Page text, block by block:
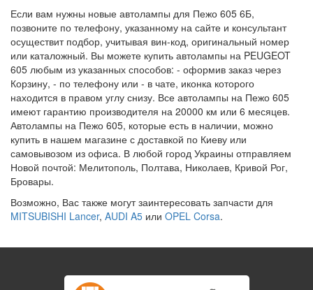
Если вам нужны новые автолампы для Пежо 605 6Б,
позвоните по телефону, указанному на сайте и консультант
осуществит подбор, учитывая вин-код, оригинальный номер
или каталожный. Вы можете купить автолампы на PEUGEOT
605 любым из указанных способов: - оформив заказ через
Корзину, - по телефону или - в чате, иконка которого
находится в правом углу снизу. Все автолампы на Пежо 605
имеют гарантию производителя на 20000 км или 6 месяцев.
Автолампы на Пежо 605, которые есть в наличии, можно
купить в нашем магазине с доставкой по Киеву или
самовывозом из офиса. В любой город Украины отправляем
Новой почтой: Мелитополь, Полтава, Николаев, Кривой Рог,
Бровары.
Возможно, Вас также могут заинтересовать запчасти для
MITSUBISHI Lancer, AUDI A5 или OPEL Corsa.